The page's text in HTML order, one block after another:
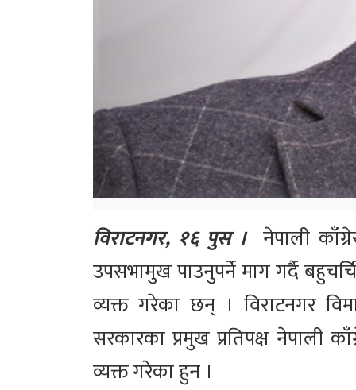
विराटनगर, १६ पुस । नेपाली
उपसभामुख पाउनुपर्ने माग गर्दै
व्यक्त गरेका छन् । विराटनगर
सरकारका प्रमुख प्रतिपक्ष नेपाली
व्यक्त गरेका हुन ।